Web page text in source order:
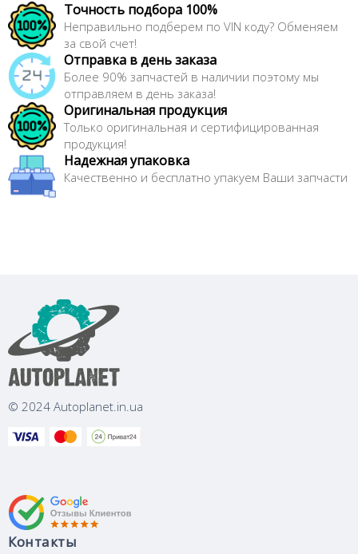
Точность подбора 100%
Неправильно подберем по VIN коду? Обменяем
за свой счет!
Отправка в день заказа
Более 90% запчастей в наличии поэтому мы
отправляем в день заказа!
Оригинальная продукция
Только оригинальная и сертифицированная
продукция!
Надежная упаковка
Качественно и бесплатно упакуем Ваши запчасти
© 2024 Autoplanet.in.ua
Контакты